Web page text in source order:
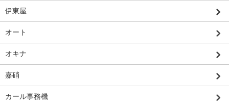
伊東屋
オート
オキナ
嘉硝
カール事務機